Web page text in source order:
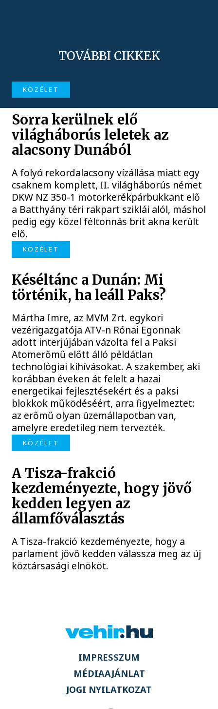
TOVÁBBI CIKKEK
KÖZÉLET
Sorra kerülnek elő
világháborús leletek az
alacsony Dunából
A folyó rekordalacsony vízállása miatt egy
csaknem komplett, II. világháborús német
DKW NZ 350-1 motorkerékpárbukkant elő
a Batthyány téri rakpart sziklái alól, máshol
pedig egy közel féltonnás brit akna került
elő.
KÖZÉLET
Késéltánc a Dunán: Mi
történik, ha leáll Paks?
Mártha Imre, az MVM Zrt. egykori
vezérigazgatója ATV-n Rónai Egonnak
adott interjújában vázolta fel a Paksi
Atomerőmű előtt álló példátlan
technológiai kihívásokat. A szakember, aki
korábban éveken át felelt a hazai
energetikai fejlesztésekért és a paksi
blokkok működéséért, arra figyelmeztet:
az erőmű olyan üzemállapotban van,
amelyre eredetileg nem tervezték.
KÖZÉLET
A Tisza-frakció
kezdeményezte, hogy jövő
kedden legyen az
államfőválasztás
A Tisza-frakció kezdeményezte, hogy a
parlament jövő kedden válassza meg az új
köztársasági elnököt.
IMPRESSZUM
MÉDIAAJÁNLAT
JOGI NYILATKOZAT